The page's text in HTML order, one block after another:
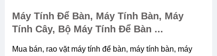
Máy Tính Để Bàn, Máy Tính Bàn, Máy
Tính Cây, Bộ Máy Tính Để Bàn ...
Mua bán, rao vặt máy tính để bàn, máy tính bàn, máy